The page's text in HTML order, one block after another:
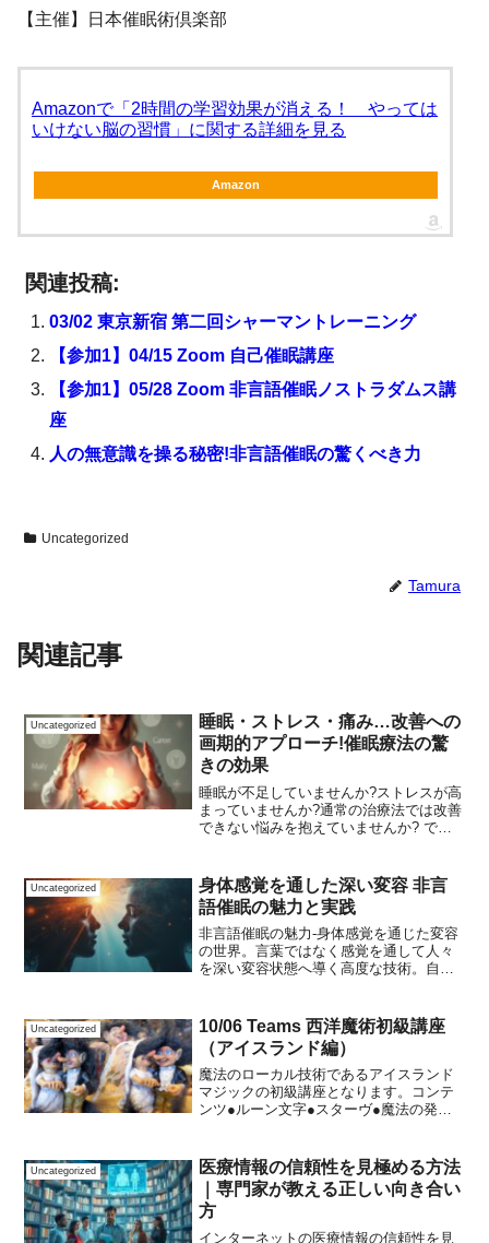
【主催】日本催眠術倶楽部
Amazonで「2時間の学習効果が消える！ やっては
いけない脳の習慣」に関する詳細を見る
Amazon
関連投稿:
03/02 東京新宿 第二回シャーマントレーニング
【参加1】04/15 Zoom 自己催眠講座
【参加1】05/28 Zoom 非言語催眠ノストラダムス講
座
人の無意識を操る秘密!非言語催眠の驚くべき力
Uncategorized
Tamura
関連記事
Uncategorized
睡眠・ストレス・痛み…改善への
画期的アプローチ!催眠療法の驚
きの効果
睡眠が不足していませんか?ストレスが高
まっていませんか?通常の治療法では改善
できない悩みを抱えていませんか? で
揮する『催眠療法』です。催眠療法は、
科学的根拠に基づいた...
Uncategorized
身体感覚を通した深い変容 非言
語催眠の魅力と実践
非言語催眠の魅力-身体感覚を通じた変容
の世界。言葉ではなく感覚を通して人々
を深い変容状態へ導く高度な技術。自己
Uncategorized
10/06 Teams 西洋魔術初級講座
（アイスランド編）
魔法のローカル技術であるアイスランド
マジックの初級講座となります。コンテ
ンツ●ルーン文字●スターヴ●魔法の発動
業生【定員】４名 ご興味の有る方はぜひ
受講して下さ...
Uncategorized
医療情報の信頼性を見極める方法
｜専門家が教える正しい向き合い
方
インターネットの医療情報の信頼性を見